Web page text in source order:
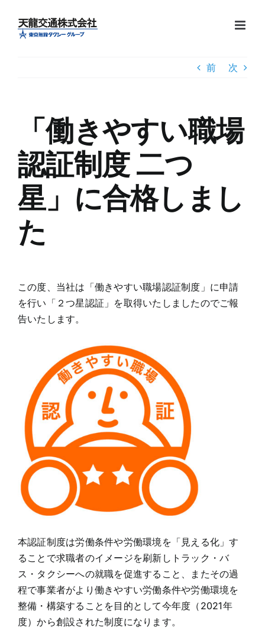
content
前 次
「働きやすい職場
認証制度 二つ
星」に合格しまし
た
この度、当社は「働きやすい職場認証制度」に申請
を行い「２つ星認証」を取得いたしましたのでご報
告いたします。
本認証制度は労働条件や労働環境を「見える化」す
ることで求職者のイメージを刷新しトラック・バ
ス・タクシーへの就職を促進すること、またその過
程で事業者がより働きやすい労働条件や労働環境を
整備・構築することを目的として今年度（2021年
度）から創設された制度になります。